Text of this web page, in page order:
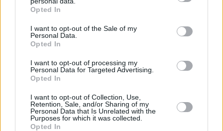
grant or deny consent to Google and its third-party tags to
use your data for below specified purposes in below Google
consent section.
Opted In
I want to opt-out of the Sale of my
Personal Data.
Opted In
I want to opt-out of processing my
Personal Data for Targeted Advertising.
Opted In
I want to opt-out of Collection, Use,
Retention, Sale, and/or Sharing of my
Personal Data that Is Unrelated with the
Purposes for which it was collected.
Opted In
Πώς έγινε η τραγωδία με την νεκρή μητέρα στα
Μάλια: Βούτηξε για να βοηθήσει τη φίλη της και
πνίγηκε, τα παιδιά φώναζαν για βοήθεια
06.08.2026, 21:23